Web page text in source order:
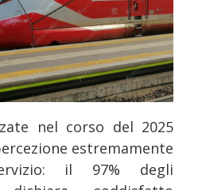
nel corso del 2025
estremamente
il 97% degli